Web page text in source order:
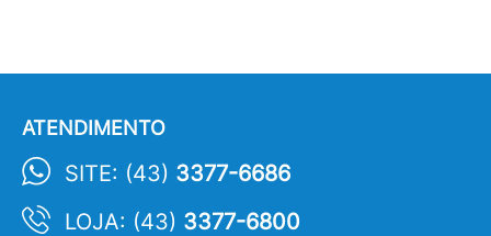
ATENDIMENTO
SITE: (43) 3377-6686
LOJA: (43) 3377-6800